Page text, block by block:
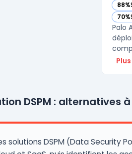
88%
—
70%
—
Palo
DSPM : alternatives
solutions DSPM (Data Security